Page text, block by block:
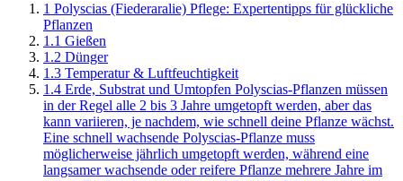
1 Polyscias (Fiederaralie) Pflege: Expertentipps für glückliche
Pflanzen
1.1 Gießen
1.2 Dünger
1.3 Temperatur & Luftfeuchtigkeit
1.4 Erde, Substrat und Umtopfen Polyscias-Pflanzen müssen
in der Regel alle 2 bis 3 Jahre umgetopft werden, aber das
kann variieren, je nachdem, wie schnell deine Pflanze wächst.
Eine schnell wachsende Polyscias-Pflanze muss
möglicherweise jährlich umgetopft werden, während eine
langsamer wachsende oder reifere Pflanze mehrere Jahre im